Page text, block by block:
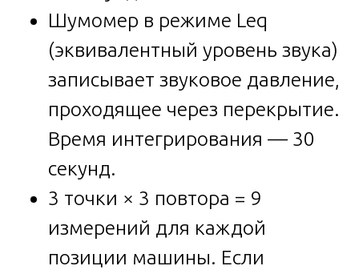
Шумомер в режиме Leq
(эквивалентный уровень звука)
записывает звуковое давление,
проходящее через перекрытие.
Время интегрирования — 30
секунд.
3 точки × 3 повтора = 9
измерений для каждой
позиции машины. Если